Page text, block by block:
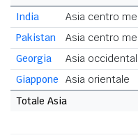
India
Asia centro
Pakistan
Asia centro
Georgia
Asia
Giappone
Asia orientale
Totale Asia